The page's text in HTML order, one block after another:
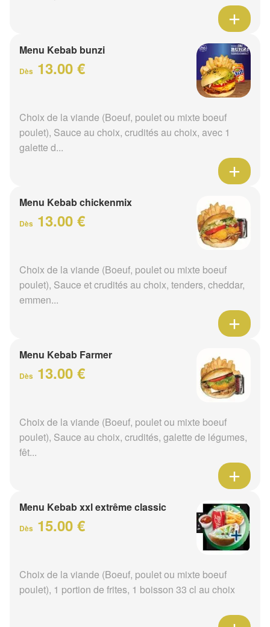
Menu Kebab bunzi
Dès 13.00 €
Choix de la viande (Boeuf, poulet ou mixte boeuf
poulet), Sauce au choix, crudités au choix, avec 1
galette d...
Menu Kebab chickenmix
Dès 13.00 €
Choix de la viande (Boeuf, poulet ou mixte boeuf
poulet), Sauce et crudités au choix, tenders, cheddar,
emmen...
Menu Kebab Farmer
Dès 13.00 €
Choix de la viande (Boeuf, poulet ou mixte boeuf
poulet), Sauce au choix, crudités, galette de légumes,
fêt...
Menu Kebab xxl extrême classic
Dès 15.00 €
Choix de la viande (Boeuf, poulet ou mixte boeuf
poulet), 1 portion de frites, 1 boisson 33 cl au choix